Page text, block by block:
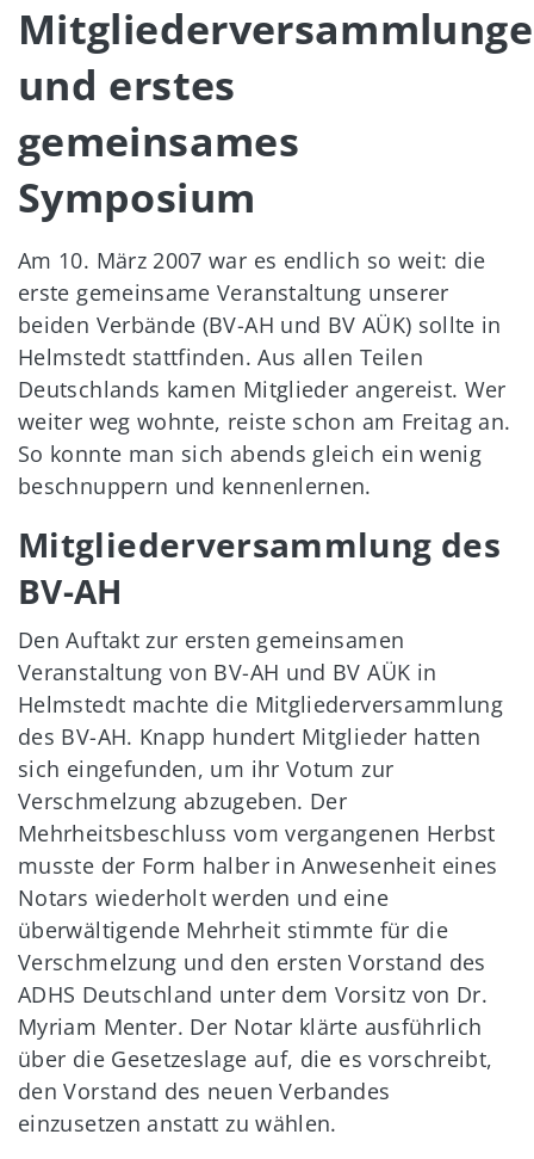
und erstes
gemeinsames
Symposium
Am 10. März 2007 war es endlich so weit: die
erste gemeinsame Veranstaltung unserer
beiden Verbände (BV-AH und BV AÜK) sollte in
Helmstedt stattfinden. Aus allen Teilen
Deutschlands kamen Mitglieder angereist. Wer
weiter weg wohnte, reiste schon am Freitag an.
So konnte man sich abends gleich ein wenig
beschnuppern und kennenlernen.
Mitgliederversammlung des
BV-AH
Den Auftakt zur ersten gemeinsamen
Veranstaltung von BV-AH und BV AÜK in
Helmstedt machte die Mitgliederversammlung
des BV-AH. Knapp hundert Mitglieder hatten
sich eingefunden, um ihr Votum zur
Verschmelzung abzugeben. Der
Mehrheitsbeschluss vom vergangenen Herbst
musste der Form halber in Anwesenheit eines
Notars wiederholt werden und eine
überwältigende Mehrheit stimmte für die
Verschmelzung und den ersten Vorstand des
ADHS Deutschland unter dem Vorsitz von Dr.
Myriam Menter. Der Notar klärte ausführlich
über die Gesetzeslage auf, die es vorschreibt,
den Vorstand des neuen Verbandes
einzusetzen anstatt zu wählen.